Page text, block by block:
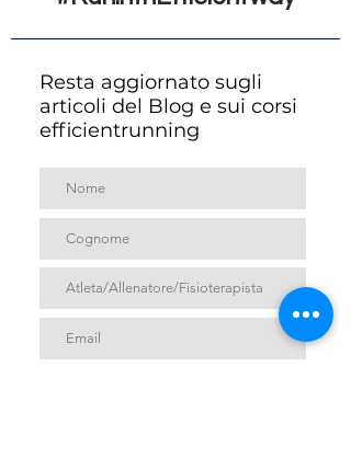
Resta aggiornato sugli
articoli del Blog e sui corsi
efficientrunning